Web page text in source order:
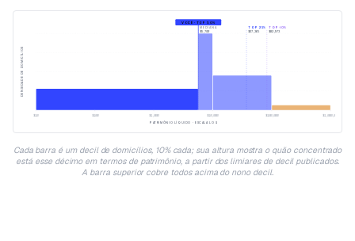
$10 $100 $1,000 $10,000 $100,000 $1,000,000
DENSIDADE DE DOMICÍLIOS
PATRIMÔNIO LÍQUIDO · ESCALA LOG
MEDIANA
$5,702
TOP 25%
$37,365
TOP 10%
$82,973
VOCÊ · TOP 50%
Cada barra é um decil de domicílios, 10% cada; sua altura mostra o quão concentrado
está esse décimo em termos de patrimônio, a partir dos limiares de decil publicados.
A barra superior cobre todos acima do nono decil.